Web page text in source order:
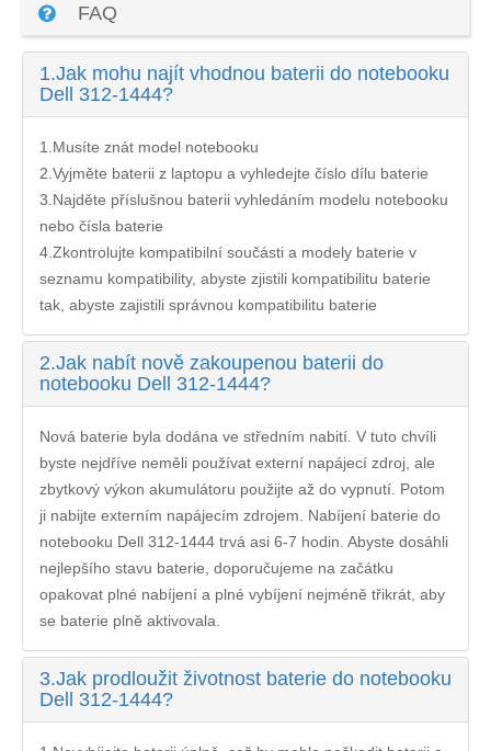
FAQ
1.Jak mohu najít vhodnou baterii do notebooku
Dell 312-1444?
1.Musíte znát model notebooku
2.Vyjměte baterii z laptopu a vyhledejte číslo dílu baterie
3.Najděte příslušnou baterii vyhledáním modelu notebooku
nebo čísla baterie
4.Zkontrolujte kompatibilní součásti a modely baterie v
seznamu kompatibility, abyste zjistili kompatibilitu baterie
tak, abyste zajistili správnou kompatibilitu baterie
2.Jak nabít nově zakoupenou baterii do
notebooku Dell 312-1444?
Nová baterie byla dodána ve středním nabití. V tuto chvíli
byste nejdříve neměli používat externí napájecí zdroj, ale
zbytkový výkon akumulátoru použijte až do vypnutí. Potom
ji nabijte externím napájecím zdrojem. Nabíjení baterie do
notebooku Dell 312-1444 trvá asi 6-7 hodin. Abyste dosáhli
nejlepšího stavu baterie, doporučujeme na začátku
opakovat plné nabíjení a plné vybíjení nejméně třikrát, aby
se baterie plně aktivovala.
3.Jak prodloužit životnost baterie do notebooku
Dell 312-1444?